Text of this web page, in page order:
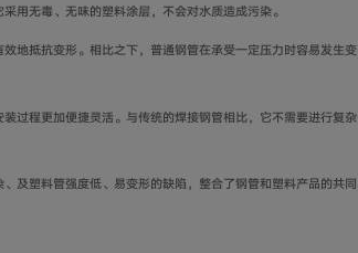
用无毒、无味的塑料涂层，不会对水质造成污染。
地抵抗变形。相比之下，普通钢管在承受一定压力时容易发生变
过程更加便捷灵活。与传统的焊接钢管相比，它不需要进行复杂
及塑料管强度低、易变形的缺陷，整合了钢管和塑料产品的共同